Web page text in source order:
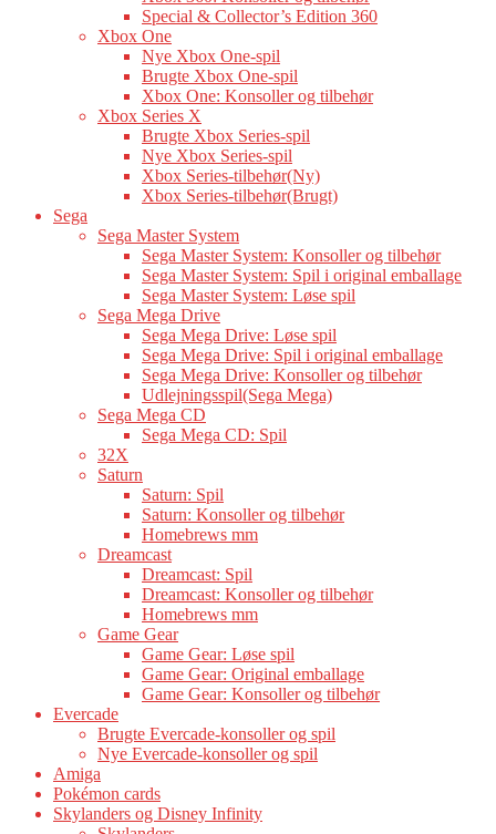
Special & Collector’s Edition 360
Xbox One
Nye Xbox One-spil
Brugte Xbox One-spil
Xbox One: Konsoller og tilbehør
Xbox Series X
Brugte Xbox Series-spil
Nye Xbox Series-spil
Xbox Series-tilbehør(Ny)
Xbox Series-tilbehør(Brugt)
Sega
Sega Master System
Sega Master System: Konsoller og tilbehør
Sega Master System: Spil i original emballage
Sega Master System: Løse spil
Sega Mega Drive
Sega Mega Drive: Løse spil
Sega Mega Drive: Spil i original emballage
Sega Mega Drive: Konsoller og tilbehør
Udlejningsspil(Sega Mega)
Sega Mega CD
Sega Mega CD: Spil
32X
Saturn
Saturn: Spil
Saturn: Konsoller og tilbehør
Homebrews mm
Dreamcast
Dreamcast: Spil
Dreamcast: Konsoller og tilbehør
Homebrews mm
Game Gear
Game Gear: Løse spil
Game Gear: Original emballage
Game Gear: Konsoller og tilbehør
Evercade
Brugte Evercade-konsoller og spil
Nye Evercade-konsoller og spil
Amiga
Pokémon cards
Skylanders og Disney Infinity